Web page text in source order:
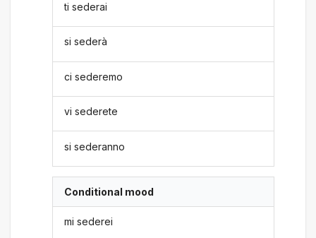
ti sederai
si sederà
ci sederemo
vi sederete
si sederanno
Conditional mood
mi sederei